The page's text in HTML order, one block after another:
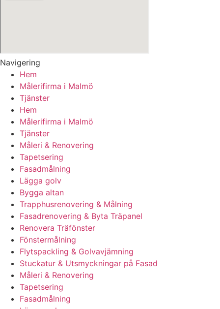
Navigering
Hem
Målerifirma i Malmö
Tjänster
Hem
Målerifirma i Malmö
Tjänster
Måleri & Renovering
Tapetsering
Fasadmålning
Lägga golv
Bygga altan
Trapphusrenovering & Målning
Fasadrenovering & Byta Träpanel
Renovera Träfönster
Fönstermålning
Flytspackling & Golvavjämning
Stuckatur & Utsmyckningar på Fasad
Måleri & Renovering
Tapetsering
Fasadmålning